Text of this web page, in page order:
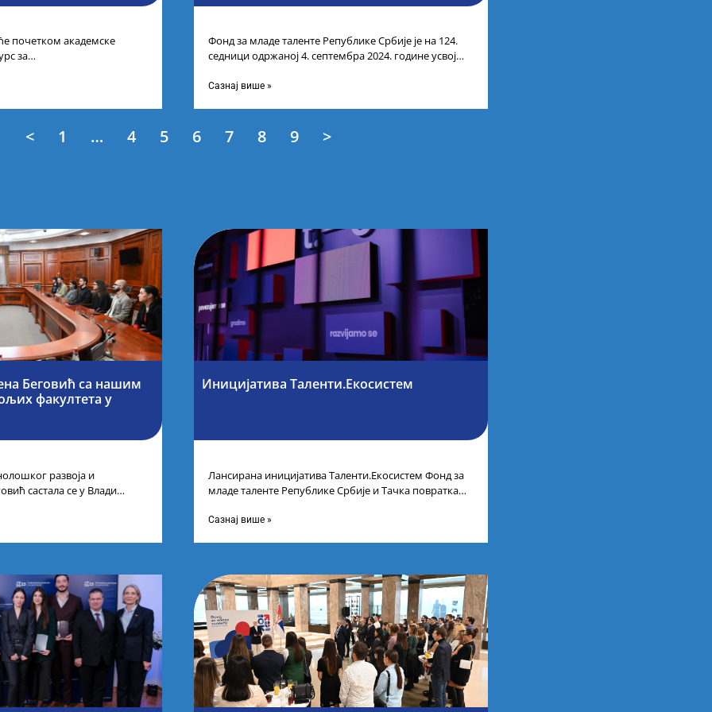
почетком академске
за
Фонд за младе таленте Републике Србије је на 124.
седници одржаној 4. септембра 2024. године усвојио
Сазнај више »
< 1 … 4 5 6 7 8 9 >
Беговић са нашим
факултета у
развоја и
састала се у Влади
Иницијатива Таленти.Екосистем
Лансирана иницијатива Таленти.Екосистем Фонд за
младе таленте Републике Србије и Тачка повратка
догађају су се
Сазнај више »